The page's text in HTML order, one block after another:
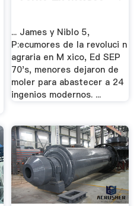
... James y Niblo 5,
P:ecumores de la revoluci n
agraria en M xico, Ed SEP
70's, menores dejaron de
moler para abastecer a 24
ingenios modernos. ...